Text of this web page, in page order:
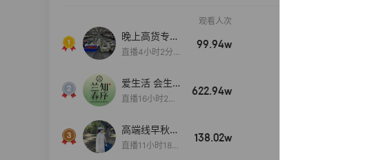
观看人次
晚上高货专场
大放漏
直播4小时2分5
99.94w
爱生活 会生
活
直播16小时24
622.94w
高端线早秋现
货首发
直播11小时18分
138.02w